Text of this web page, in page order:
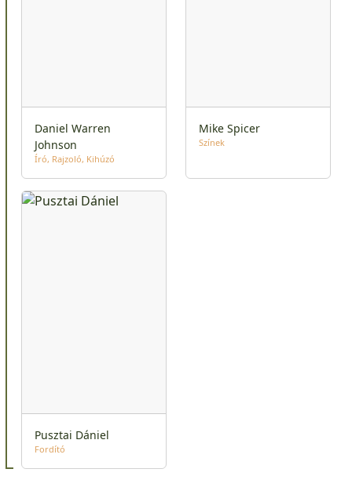
Daniel Warren
Johnson
Író Rajzoló Kihúzó
Mike Spicer
Színek
Pusztai Dániel
Fordító